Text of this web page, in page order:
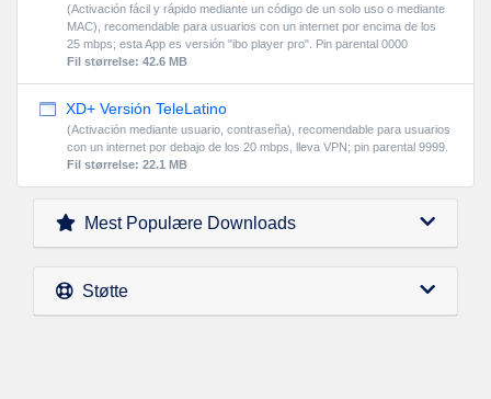
(Activación fácil y rápido mediante un código de un solo uso o mediante
MAC), recomendable para usuarios con un internet por encima de los
25 mbps; esta App es versión "ibo player pro". Pin parental 0000
Fil størrelse: 42.6 MB
XD+ Versión TeleLatino
(Activación mediante usuario, contraseña), recomendable para usuarios
con un internet por debajo de los 20 mbps, lleva VPN; pin parental 9999.
Fil størrelse: 22.1 MB
Mest Populære Downloads
Støtte